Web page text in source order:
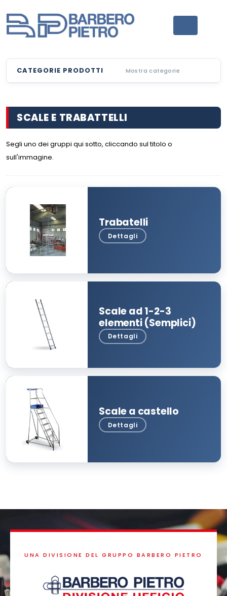
CATEGORIE PRODOTTI Mostra categorie
SCALE E TRABATTELLI
Segli uno dei gruppi qui sotto, cliccando sul titolo o
sull'immagine.
Trabatelli
Scale ad 1-2-3
elementi (Semplici)
Scale a castello
UNA DIVISIONE DEL GRUPPO BARBERO PIETRO